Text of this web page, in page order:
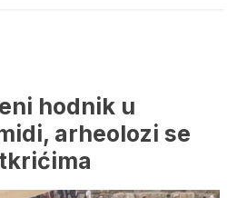
hodnik u
arheolozi se